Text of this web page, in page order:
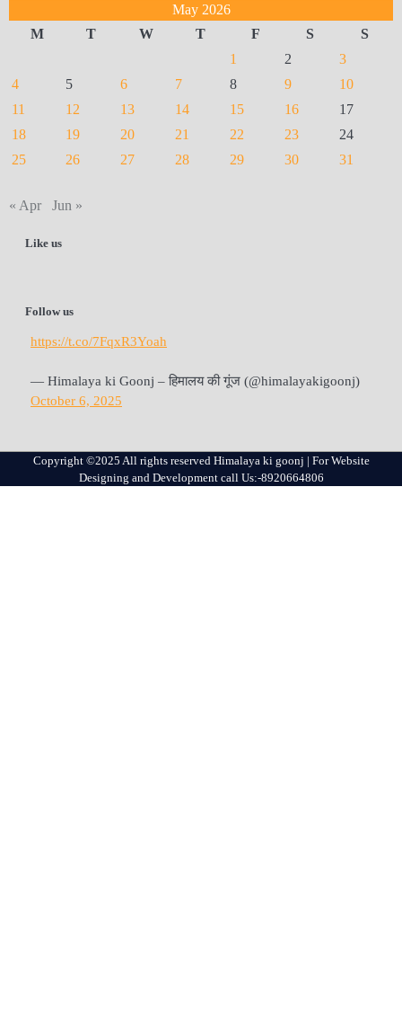
May 2026
M
T W T F S
S
1
2
3
4
5 6 7 8 9
10
11
12 13 14 15 16
17
18
19 20 21 22 23
24
25
26 27 28 29 30 31
« Apr Jun »
Like us
Follow us
https://t.co/7FqxR3Yoah
— Himalaya ki Goonj – हिमालय की गूंज (@himalayakigoonj)
October 6, 2025
Copyright ©2025 All rights reserved Himalaya ki goonj | For Website
Designing and Development call Us:-8920664806